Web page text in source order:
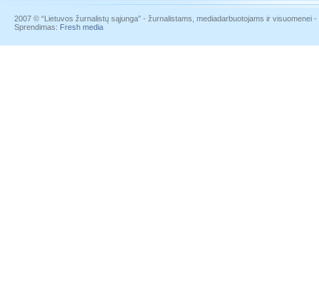
2007 © “Lietuvos žurnalistų sąjunga” - žurnalistams, mediadarbuotojams ir visuomenei
Sprendimas: Fresh media